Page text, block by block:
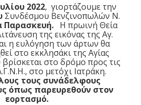
2022, γιορτάζουμε την
Συνδέσμου Βενζινοπωλών Ν.
Παρασκευή. Η πρωινή Θεία
της εικόνας της Αγ.
η ευλόγηση των άρτων θα
στο εκκλησάκι της Αγίας
στο δρόμο προς τις
στο μετόχι Ιατράκη.
τους συνάδελφους
όπως παρευρεθούν στον
εορτασμό.